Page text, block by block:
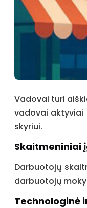
Vadovai turi
vadovai aktyviai
skyriui.
Skaitmeniniai
Darbuotojų
darbuotojų
Technologinė